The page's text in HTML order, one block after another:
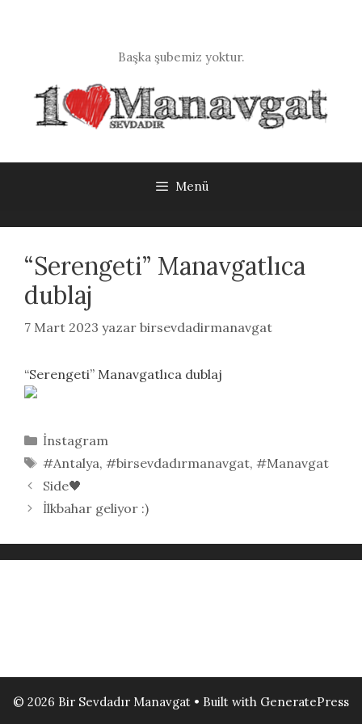
Başka şubemiz yoktur.
Menü
“Serengeti” Manavgatlıca
dublaj
7 Mart 2023 yazar birsevdadirmanavgat
“Serengeti” Manavgatlıca dublaj
Kategoriler
İnstagram
Etiketler
#Antalya, #birsevdadırmanavgat, #Manavgat
Side🖤
İlkbahar geliyor :)
© 2026 Bir Sevdadır Manavgat • Built with GeneratePress